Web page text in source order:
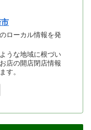
ローカル情報を発
うな地域に根づい
店の開店閉店情報
す。